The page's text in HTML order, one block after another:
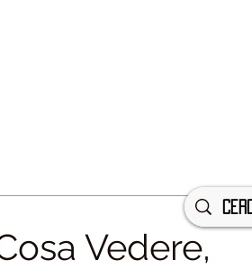
Vedere,